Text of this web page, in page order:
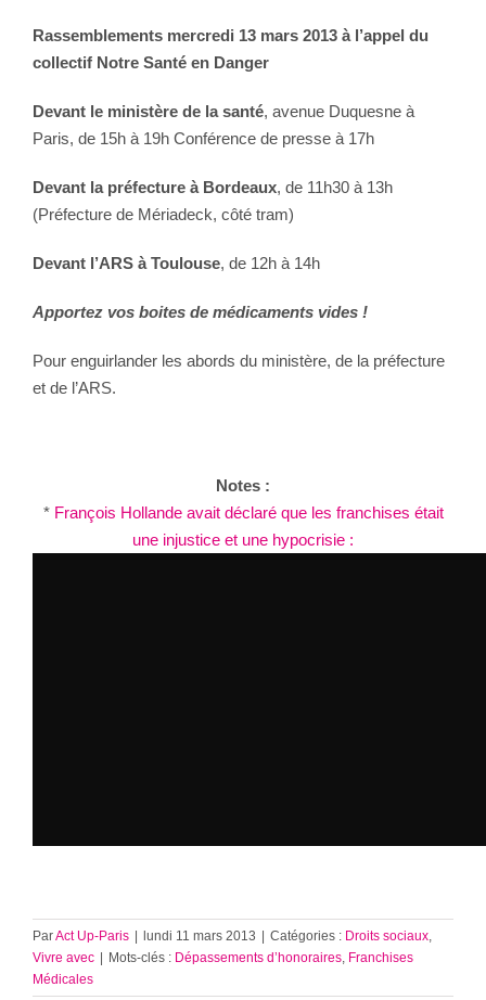
Rassemblements mercredi 13 mars 2013 à l’appel du
collectif Notre Santé en Danger
Devant le ministère de la santé, avenue Duquesne à
Paris, de 15h à 19h Conférence de presse à 17h
Devant la préfecture à Bordeaux, de 11h30 à 13h
(Préfecture de Mériadeck, côté tram)
Devant l’ARS à Toulouse, de 12h à 14h
Apportez vos boites de médicaments vides !
Pour enguirlander les abords du ministère, de la préfecture
et de l’ARS.
Notes :
* François Hollande avait déclaré que les franchises était
une injustice et une hypocrisie :
ParAct Up-Paris | lundi 11 mars 2013 | Catégories : Droits sociaux
Vivre avec | Mots-clés : Dépassements d’honoraires Franchises
Médicales